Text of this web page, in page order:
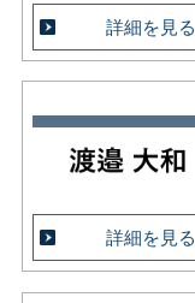
詳細を見る
詳細を見る